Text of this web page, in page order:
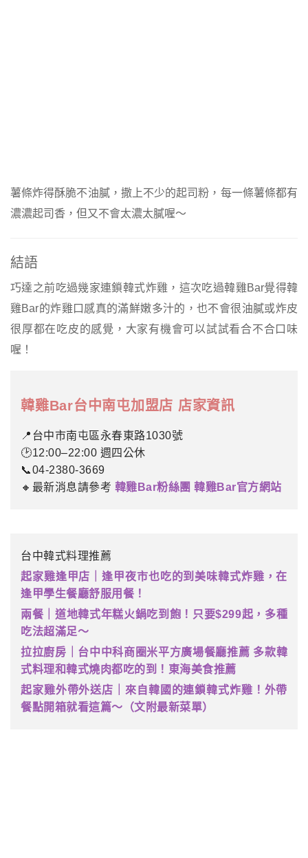
薯條炸得酥脆不油膩，撒上不少的起司粉，每一條薯條都有
濃濃起司香，但又不會太濃太膩喔～
結語
巧達之前吃過幾家連鎖韓式炸雞，這次吃過韓雞Bar覺得韓
雞Bar的炸雞口感真的滿鮮嫩多汁的，也不會很油膩或炸皮
很厚都在吃皮的感覺，大家有機會可以試試看合不合口味
喔！
韓雞Bar台中南屯加盟店 店家資訊
📍台中市南屯區永春東路1030號
🕑12:00–22:00 週四公休
📞04-2380-3669
🔸最新消息請參考 韓雞Bar粉絲團 韓雞Bar官方網站
台中韓式料理推薦
起家雞逢甲店｜逢甲夜市也吃的到美味韓式炸雞，在
逢甲學生餐廳舒服用餐！
兩餐｜道地韓式年糕火鍋吃到飽！只要$299起，多種
吃法超滿足～
拉拉廚房｜台中中科商圈米平方廣場餐廳推薦 多款韓
式料理和韓式燒肉都吃的到！東海美食推薦
起家雞外帶外送店｜來自韓國的連鎖韓式炸雞！外帶
餐點開箱就看這篇～（文附最新菜單）